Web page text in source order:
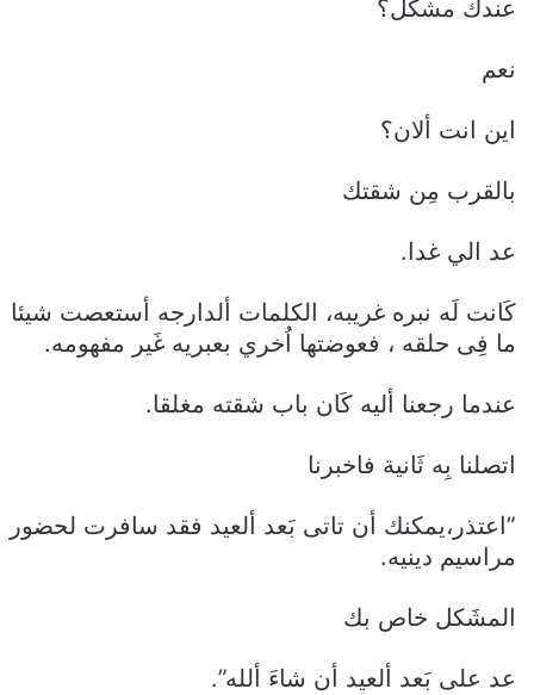
عندك مشكل؟
نعم
اين انت ألان؟
بالقرب مِن شقتك
عد الي غدا.
كَانت لَه نبره غريبه، الكلمات ألدارجه أستعصت شيئا
ما فِى حلقه ، فعوضتها اُخري بعبريه غَير مفهومه.
عندما رجعنا أليه كَان باب شقته مغلقا.
اتصلنا بِه ثَانية فاخبرنا
”اعتذر،يمكنك أن تاتى بَعد ألعيد فقد سافرت لحضور
مراسيم دينيه.
المشَكل خاص بك
عد على بَعد ألعيد أن شاءَ ألله”.